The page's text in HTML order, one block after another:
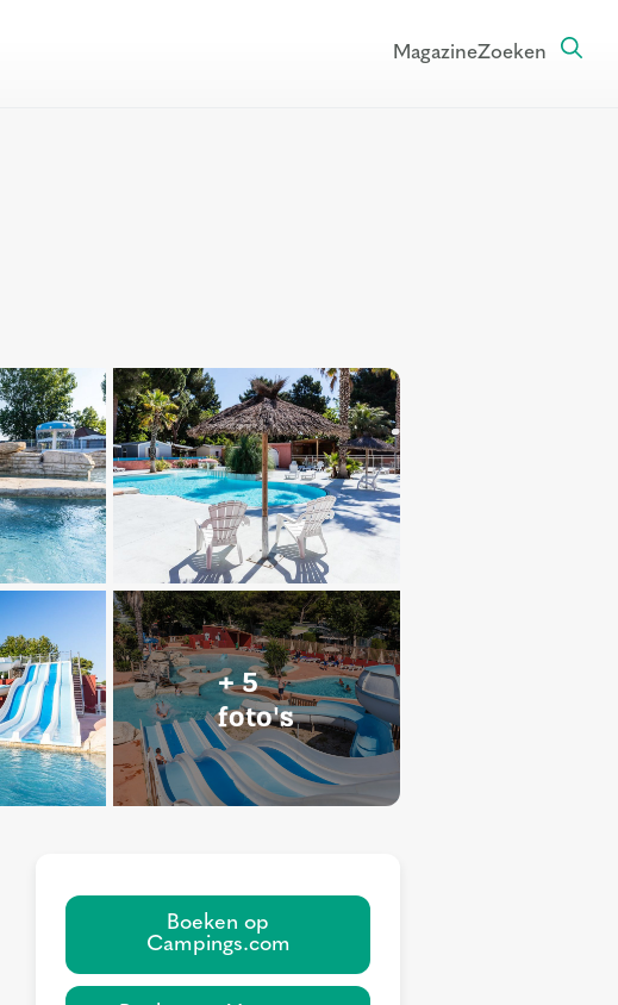
MagazineZoeken
+ 5
foto's
Boeken op
Campings.com